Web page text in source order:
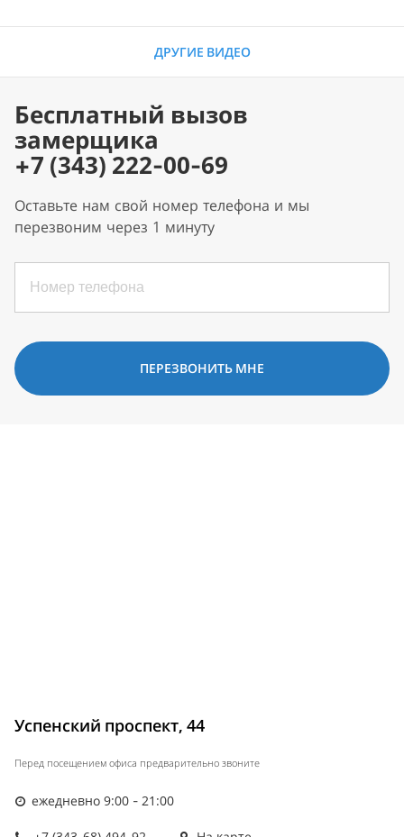
ДРУГИЕ ВИДЕО
Бесплатный вызов
замерщика
+7 (343) 222-00-69
Оставьте нам свой номер телефона и мы
перезвоним через 1 минуту
ПЕРЕЗВОНИТЬ МНЕ
Успенский проспект, 44
Перед посещением офиса предварительно звоните
ежедневно 9:00 - 21:00